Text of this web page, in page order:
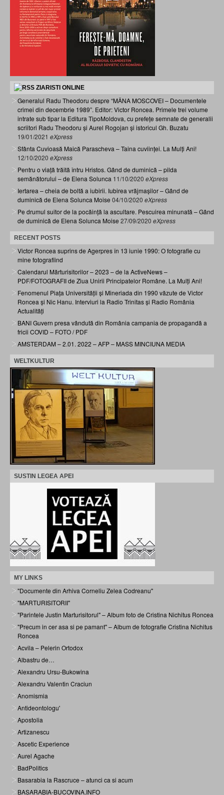
ZIARISTI ONLINE
Generalul Radu Theodoru despre “MÂNA MOSCOVEI – Documentele
crimei din decembrie 1989”. Editor: Victor Roncea. Primele trei volume
intrate sub tipar la Editura TipoMoldova, cu prefețe semnate de generalii
scriitori Radu Theodoru și Aurel Rogojan și istoricul Gh. Buzatu
19/01/2021 eXpress
Sfânta Cuvioasă Maică Parascheva – Taina cuviinței. La Mulți Ani!
12/10/2020 eXpress
Pentru o viață trăită întru Hristos. Gând de duminică – pilda
semănătorului – de Elena Solunca 11/10/2020 eXpress
Iertarea – cheia de boltă a iubirii. Iubirea vrăjmașilor – Gând de
duminică de Elena Solunca Moise 04/10/2020 eXpress
Pe drumul suitor de la pocăință la ascultare. Pescuirea minunată – Gând
de duminică de Elena Solunca Moise 27/09/2020 eXpress
RECENT POSTS
Victor Roncea suprins de Agerpres în 13 iunie 1990: O fotografie cu
mine fotografiind
Calendarul Mărturisitorilor – 2023 – de la ActiveNews –
PDF/FOTOGRAFII de Ziua Unirii Principatelor Române. La Mulți Ani!
Fenomenul Piața Universității și Mineriada din 1990 văzute de Victor
Roncea și Nic Hanu. Interviuri la Radio Trinitas și Radio România
Actualități
BANI Guvern presa vândută din România campania de propagandă a
fricii COVID – FOTO / PDF
AMSTERDAM – 2.01. 2022 – AFP – MASS MINCIUNA MEDIA
WELTKULTUR
SUSTIN LEGEA APEI
MY LINKS
"Documente din Arhiva Corneliu Zelea Codreanu"
"MARTURISITORII"
"Parintele Justin Marturisitorul" – Album foto de Cristina Nichitus Roncea
"Precum in cer asa si pe pamant" – Album de fotografie Cristina Nichitus
Roncea
Acvila – Pelerin Ortodox
Albastru de…
Alexandru Ursu-Bukowina
Alexandru Valentin Craciun
Anomismia
Antideontologu'
Apostolia
Artizanescu
Ascetic Experience
Aurel Agache
BadPolitics
Basarabia la Rascruce – atunci ca si acum
BASARABIA-BUCOVINA.INFO